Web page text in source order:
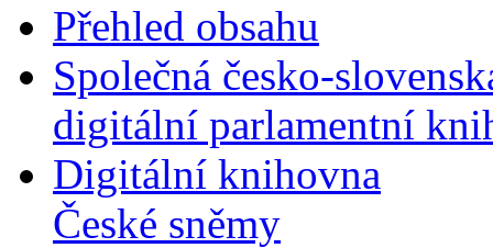
Přehled obsahu
Společná česko-
digitální parlamentní
Digitální knihovna
České sněmy